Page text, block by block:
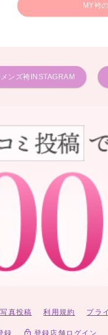
MY袴
メンズ袴INSTAGRAM
真投稿 利用規約 プラ
録 登録店舗ログイン